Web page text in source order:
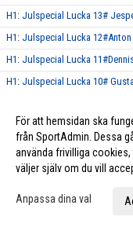
H1: Julspecial Lucka 13#
H1: Julspecial Lucka
H1: Julspecial Lucka
H1: Julspecial Lucka 10#
H1: Julspecial Lucka 8#
H1: Julspecial Lucka 7# Erik
H1: Julspecial Lucka 6#
H1: Julspecial Lucka 5# Elias
För att hemsidan ska
från SportAdmin. Dessa
använda frivilliga
väljer själv om du vill
Anpassa dina val